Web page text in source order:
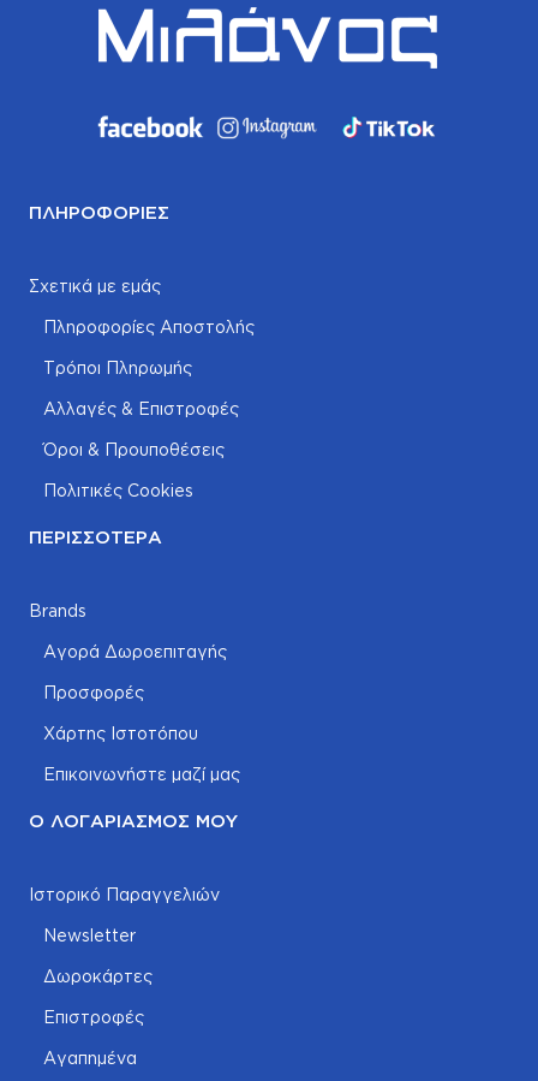
ΠΛΗΡΟΦΟΡΊΕΣ
Σχετικά με εμάς
Πληροφορίες Αποστολής
Τρόποι Πληρωμής
Αλλαγές & Επιστροφές
Όροι & Προυποθέσεις
Πολιτικές Cookies
ΠΕΡΙΣΣΌΤΕΡΑ
Brands
Αγορά Δωροεπιταγής
Προσφορές
Χάρτης Ιστοτόπου
Επικοινωνήστε μαζί μας
Ο ΛΟΓΑΡΙΑΣΜΌΣ ΜΟΥ
Ιστορικό Παραγγελιών
Newsletter
Δωροκάρτες
Επιστροφές
Αγαπημένα